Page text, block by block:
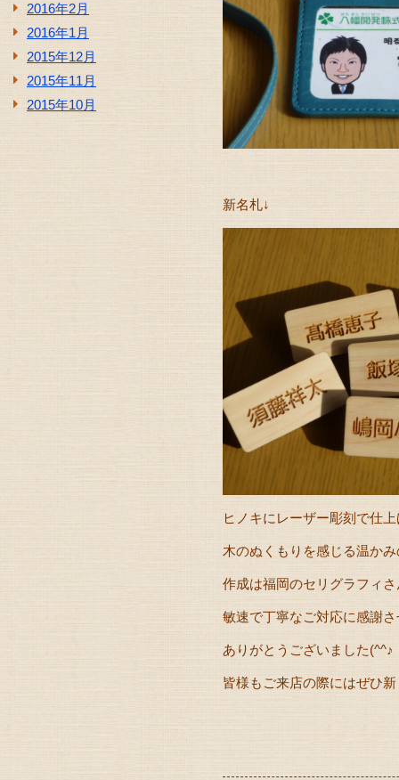
2016年2月
2016年1月
2015年12月
2015年11月
2015年10月
新名札↓
ヒノキにレーザー彫刻で仕
木のぬくもりを感じる温か
作成は福岡のセリグラフィさ
敏速で丁寧なご対応に感謝
ありがとうございました(^^♪
皆様もご来店の際にはぜひ